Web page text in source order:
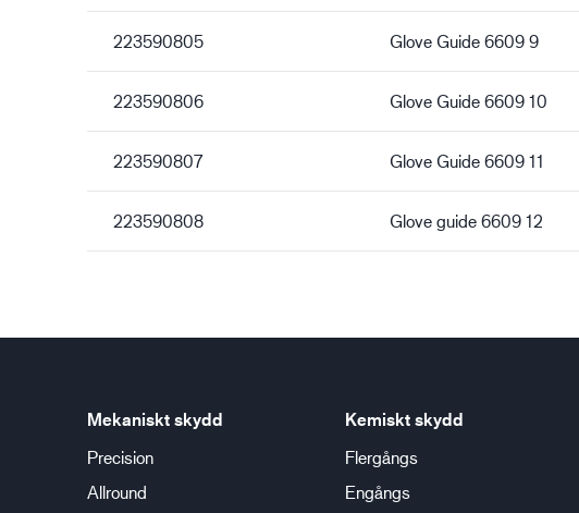
223590805 Glove Guide 6609 9
223590806 Glove Guide 6609 10
223590807 Glove Guide 6609 11
223590808 Glove guide 6609 12
Mekaniskt skydd
Precision
Allround
Kemiskt skydd
Flergångs
Engångs